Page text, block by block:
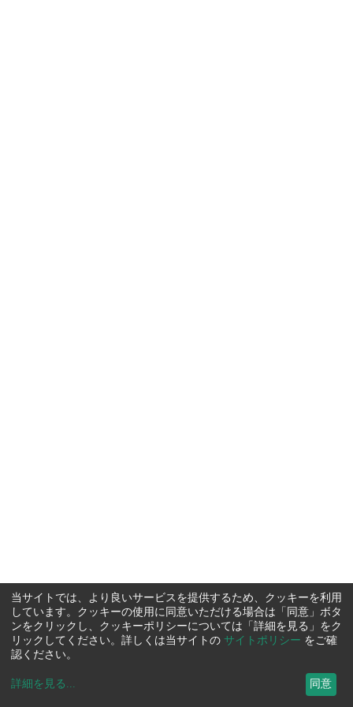
当サイトでは、より良いサービスを提供するため、クッキーを利用
しています。クッキーの使用に同意いただける場合は「同意」ボタ
ンをクリックし、クッキーポリシーについては「詳細を見る」をク
リックしてください。詳しくは当サイトの サイトポリシー をご確
認ください。
詳細を見る ... 同意